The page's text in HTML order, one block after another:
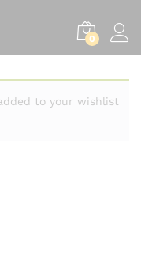
0
to your wishlist